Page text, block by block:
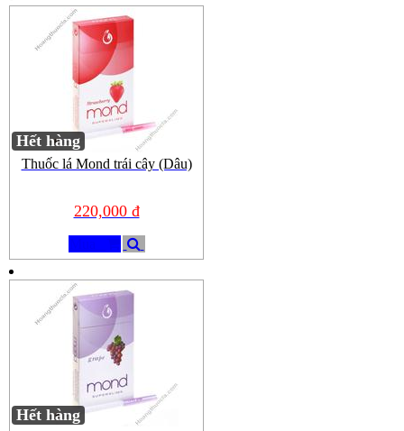
Hết hàng
Thuốc lá Mond trái cây (Dâu)
220,000 đ
Hết hàng